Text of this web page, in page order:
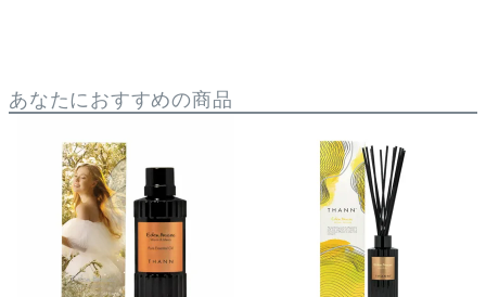
あなたにおすすめの商品